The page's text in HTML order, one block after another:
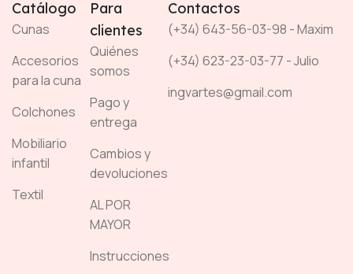
Catálogo
Cunas
Accesorios
para la cuna
Colchones
Mobiliario
infantil
Textil
Para
clientes
Quiénes
somos
Pago y
entrega
Cambios y
devoluciones
AL POR
MAYOR
Instrucciones
Contactos
(+34) 643-56-03-98 - Maxim
(+34) 623-23-03-77 - Julio
ingvartes@gmail.com